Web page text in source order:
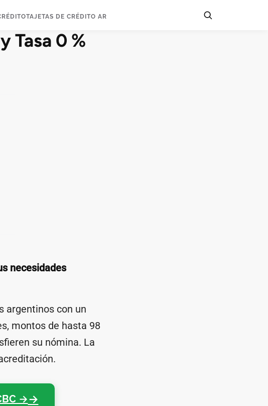
TAJETAS DE CRÉDITO AR
Tasa 0 %
necesidades
argentinos con un
montos de hasta 98
su nómina. La
→